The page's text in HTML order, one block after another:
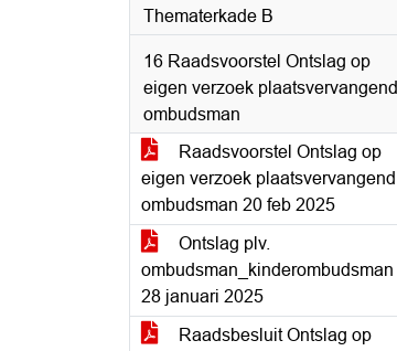
Thematerkade B
16 Raadsvoorstel Ontslag op
eigen verzoek plaatsvervangend
ombudsman
Raadsvoorstel Ontslag op
eigen verzoek plaatsvervangend
ombudsman 20 feb 2025
Ontslag plv.
ombudsman_kinderombudsman
28 januari 2025
Raadsbesluit Ontslag op